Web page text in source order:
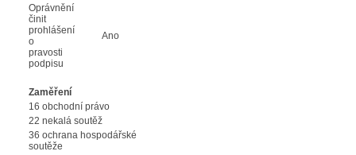
Oprávnění
činit
prohlášení
o
pravosti
podpisu
Ano
Zaměření
16 obchodní právo
22 nekalá soutěž
36 ochrana hospodářské
soutěže